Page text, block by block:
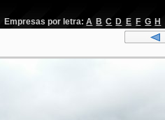
Empresas por letra: A B C D E F G H